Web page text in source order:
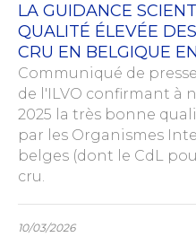
LA GUIDANCE
QUALITÉ ÉLEVÉE
CRU EN BELGIQUE
Communiqué de
de l'ILVO confirmant à
2025 la très bonne
par les Organismes
belges (dont le CdL
cru.
10/03/2026